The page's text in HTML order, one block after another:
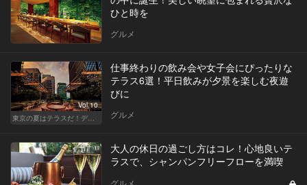
ひと時を
グルメ
Vol.10
仕事終わりの飲み会や女子会にぴったりな
テラス6選！平日飲みが夕景を楽しむ夜遊
びに
グルメ
大人の休日の過ごし方はコレ！心地良いテ
ラスで、シャンパンフリーフローを満喫